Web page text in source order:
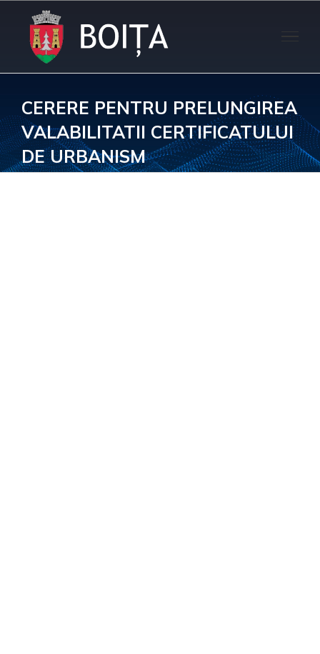
content
CERERE PENTRU PRELUNGIREA
VALABILITATII CERTIFICATULUI
DE URBANISM